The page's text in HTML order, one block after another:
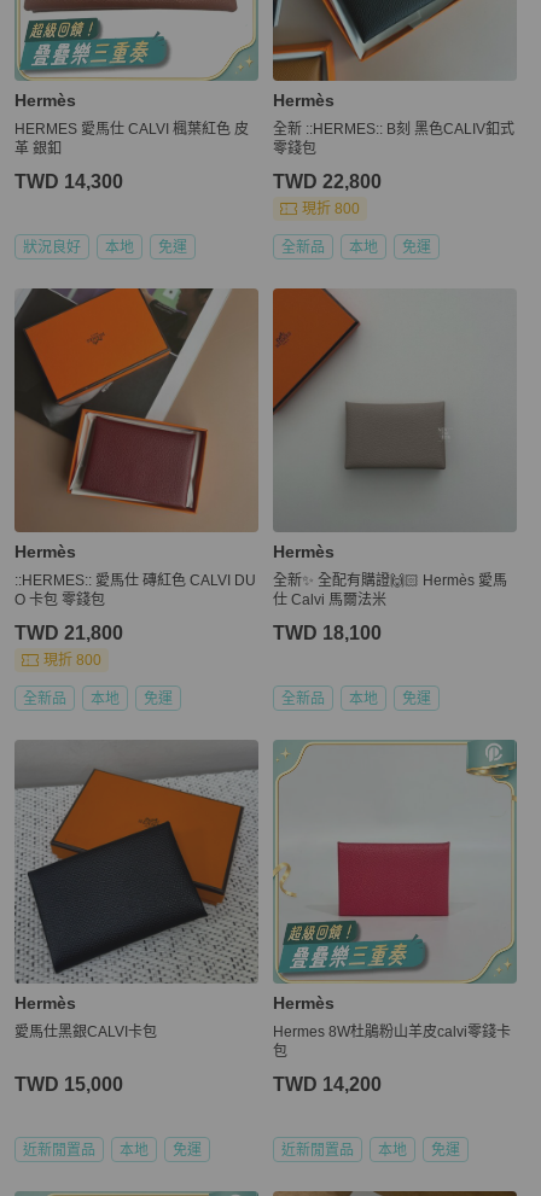
Hermès
HERMES 愛馬仕 CALVI 楓葉紅色 皮
革 銀釦
TWD 14,300
狀況良好 本地 免運
Hermès
全新 ::HERMES:: B刻 黑色CALIV釦式
零錢包
TWD 22,800
現折 800
全新品 本地 免運
Hermès
::HERMES:: 愛馬仕 磚紅色 CALVI DU
O 卡包 零錢包
TWD 21,800
現折 800
全新品 本地 免運
Hermès
全新✨ 全配有購證🙌🏻 Hermès 愛馬
仕 Calvi 馬爾法米
TWD 18,100
全新品 本地 免運
Hermès
愛馬仕黑銀CALVI卡包
TWD 15,000
近新閒置品 本地 免運
Hermès
Hermes 8W杜鵑粉山羊皮calvi零錢卡
包
TWD 14,200
近新閒置品 本地 免運